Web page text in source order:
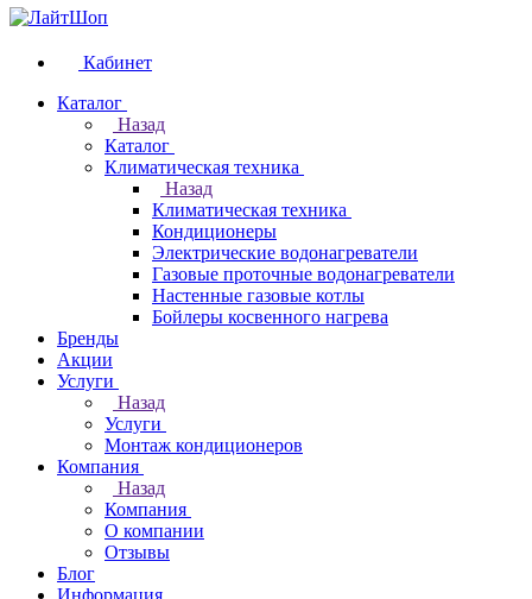
Кабинет
Каталог
Назад
Каталог
Климатическая техника
Назад
Климатическая техника
Кондиционеры
Электрические водонагреватели
Газовые проточные водонагреватели
Настенные газовые котлы
Бойлеры косвенного нагрева
Бренды
Акции
Услуги
Назад
Услуги
Монтаж кондиционеров
Компания
Назад
Компания
О компании
Отзывы
Блог
Информация